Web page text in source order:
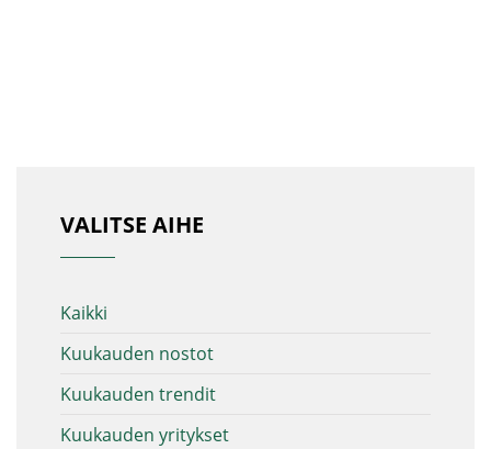
VALITSE AIHE
Kaikki
Kuukauden nostot
Kuukauden trendit
Kuukauden yritykset